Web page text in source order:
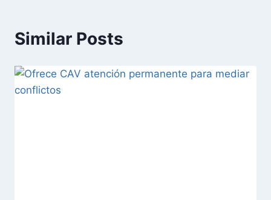
Similar Posts